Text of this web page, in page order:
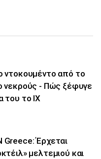
ντοκουμέντο από το
νεκρούς - Πώς ξέφυγε
του το ΙΧ
Greece: Έρχεται
μελτεμιού και